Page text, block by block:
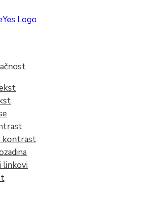
kontrast
linkovi